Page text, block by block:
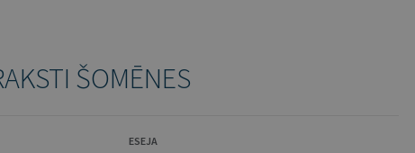
ŠOMĒNES
ESEJA